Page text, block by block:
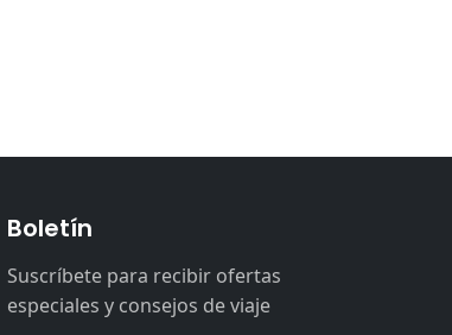
Boletín
Suscríbete para recibir ofertas
especiales y consejos de viaje